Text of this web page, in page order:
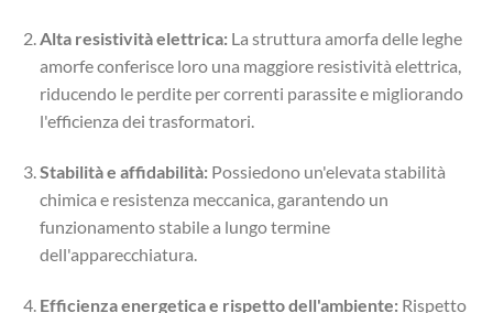
Alta resistività elettrica:La struttura amorfa delle leghe
amorfe conferisce loro una maggiore resistività elettrica,
riducendo le perdite per correnti parassite e migliorando
l'efficienza dei trasformatori.
Stabilità e affidabilità:Possiedono un'elevata stabilità
chimica e resistenza meccanica, garantendo un
funzionamento stabile a lungo termine
dell'apparecchiatura.
Efficienza energetica e rispetto dell'ambiente:Rispetto